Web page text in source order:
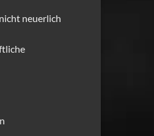
neuerlich